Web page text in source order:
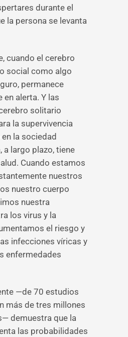
durante el
la persona se levanta
cuando el cerebro
social como algo
permanece
alerta. Y las
solitario
la supervivencia
la sociedad
a largo plazo, tiene
Cuando estamos
nuestros
nuestro cuerpo
nuestra
los virus y la
el riesgo y
infecciones víricas y
enfermedades
—de 70 estudios
más de tres millones
demuestra que la
las probabilidades